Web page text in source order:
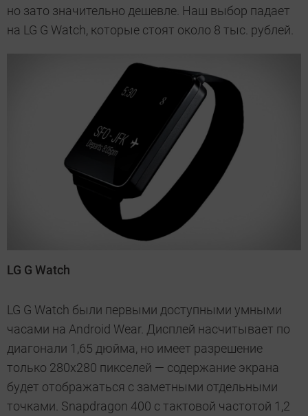
но зато значительно дешевле. Наш выбор падает
на LG G Watch, которые стоят около 8 тыс. рублей.
LG G Watch
LG G Watch были первыми доступными умными
часами на Android Wear. Дисплей насчитывает по
диагонали 1,65 дюйма, но имеет разрешение
только 280х280 пикселей — содержание экрана
будет отображаться с заметными отдельными
точками. Snapdragon 400 с тактовой частотой 1,2